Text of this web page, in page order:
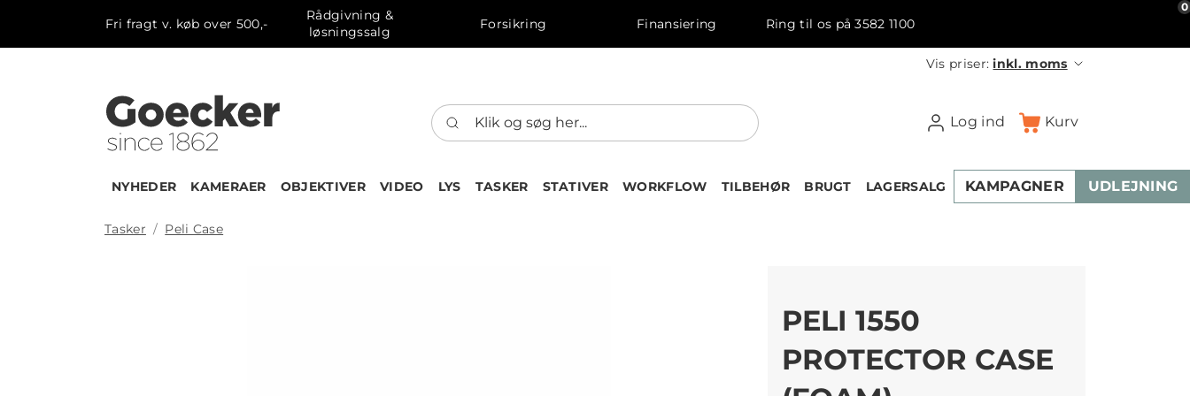
Fri fragt v. køb over 500,-
Rådgivning &
løsningssalg
Forsikring Finansiering Ring til os på 3582 1100
Vis priser:inkl. moms
Log ind Kurv
0
NYHEDER KAMERAER OBJEKTIVER VIDEO LYS TASKER STATIVER WORKFLOW TILBEHØR BRUGT LAGERSALG KAMPAGNER UDLEJNING
Tasker Peli Case
PELI 1550
PROTECTOR CASE